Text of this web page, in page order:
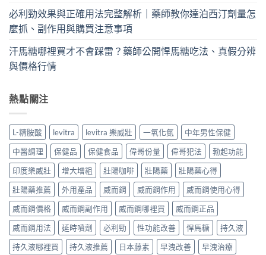
必利勁效果與正確用法完整解析｜藥師教你達泊西汀劑量怎
麼抓、副作用與購買注意事項
汗馬糖哪裡買才不會踩雷？藥師公開悍馬糖吃法、真假分辨
與價格行情
熱點關注
L-精胺酸 levitra levitra 樂威壯 一氧化氮
中年男性保健
中醫調理
保健品 保健食品 偉哥份量 偉哥犯法
勃起功能
印度樂威壯
增大增粗 壯陽咖啡 壯陽藥
壯陽藥心得
壯陽藥推薦
外用產品 威而鋼 威而鋼作用
威而鋼使用心得
威而鋼價格
威而鋼副作用 威而鋼哪裡買
威而鋼正品
威而鋼用法
延時噴劑 必利勁 性功能改善 悍馬糖
持久液
持久液哪裡買
持久液推薦 日本藤素 早洩改善 早洩治療